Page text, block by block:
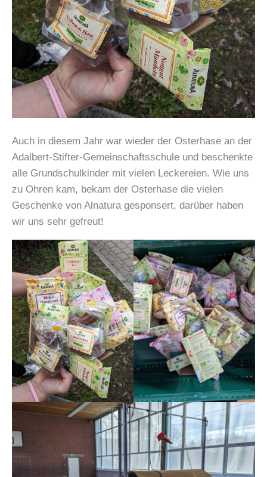
Auch in diesem Jahr war wieder der Osterhase an der
Adalbert-Stifter-Gemeinschaftsschule und beschenkte
alle Grundschulkinder mit vielen Leckereien. Wie uns
zu Ohren kam, bekam der Osterhase die vielen
Geschenke von Alnatura gesponsert, darüber haben
wir uns sehr gefreut!